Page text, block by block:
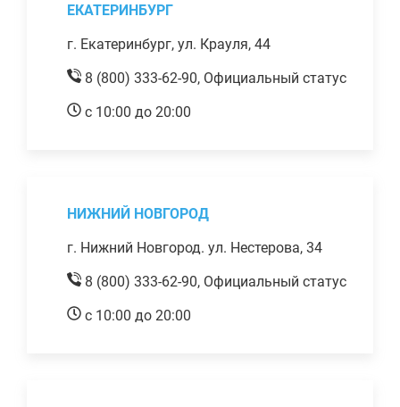
ЕКАТЕРИНБУРГ
г. Екатеринбург, ул. Крауля, 44
8 (800) 333-62-90, Официальный статус
с 10:00 до 20:00
НИЖНИЙ НОВГОРОД
г. Нижний Новгород. ул. Нестерова, 34
8 (800) 333-62-90, Официальный статус
с 10:00 до 20:00